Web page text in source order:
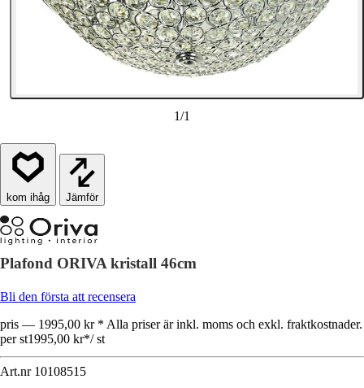
1/1
Jämför
Plafond ORIVA kristall 46cm
Bli den första att recensera
pris — 1995,00 kr * Alla priser är inkl. moms och exkl. fraktkostnader.
per st1995,00 kr*/ st
Art.nr 10108515